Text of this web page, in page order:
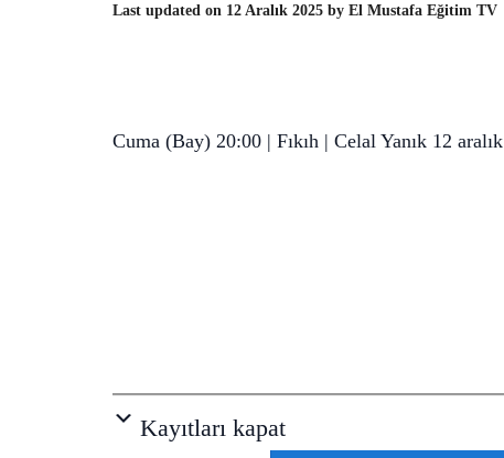
Last updated on 12 Aralık 2025 by El Mustafa Eğitim TV
Cuma (Bay) 20:00 | Fıkıh | Celal Yanık 12 aralık
Kayıtları kapat